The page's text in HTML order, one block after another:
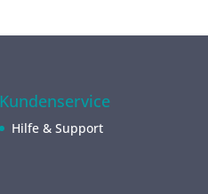
Kundenservice
Hilfe & Support